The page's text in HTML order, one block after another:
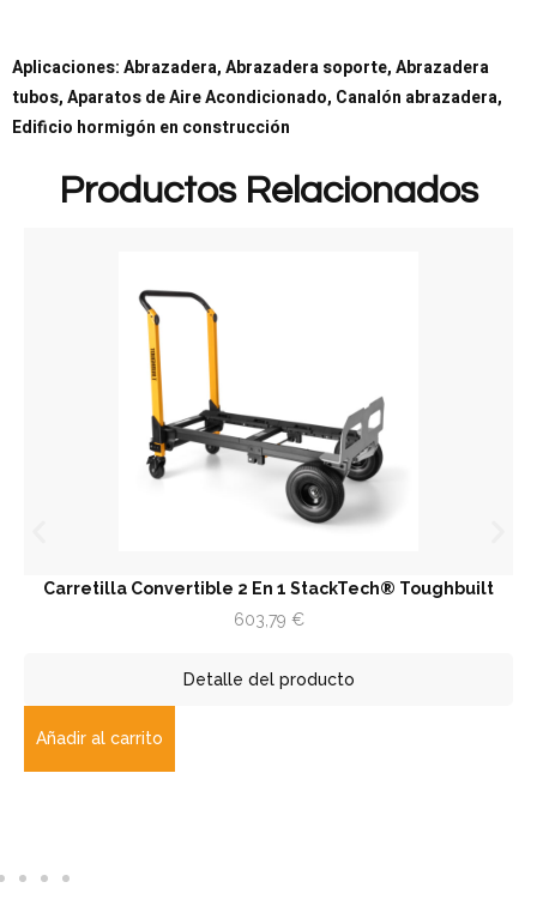
Aplicaciones: Abrazadera, Abrazadera soporte, Abrazadera
tubos, Aparatos de Aire Acondicionado, Canalón abrazadera,
Edificio hormigón en construcción
Productos Relacionados
Carretilla Convertible 2 En 1 StackTech® Toughbuilt
603,79€
Detalle del producto
Añadir al carrito